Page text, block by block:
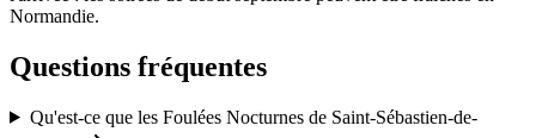
Normandie.
Questions fréquentes
Qu'est-ce que les Foulées Nocturnes de Saint-Sébastien-de-